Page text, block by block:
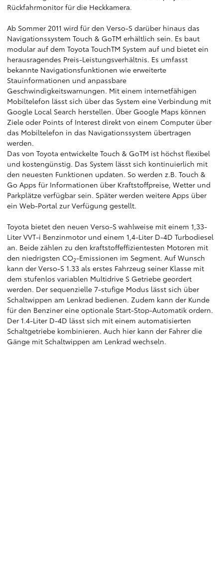
Rückfahrmonitor für die Heckkamera.
Ab Sommer 2011 wird für den Verso-S darüber hinaus das
Navigationssystem Touch & GoTM erhältlich sein. Es baut
modular auf dem Toyota TouchTM System auf und bietet ein
herausragendes Preis-Leistungsverhältnis. Es umfasst
bekannte Navigationsfunktionen wie erweiterte
Stauinformationen und anpassbare
Geschwindigkeitswarnungen. Mit einem internetfähigen
Mobiltelefon lässt sich über das System eine Verbindung mit
Google Local Search herstellen. Über Google Maps können
Ziele oder Points of Interest direkt von einem Computer über
das Mobiltelefon in das Navigationssystem übertragen
werden.
Das von Toyota entwickelte Touch & GoTM ist höchst flexibel
und kostengünstig. Das System lässt sich kontinuierlich mit
den neuesten Funktionen updaten. So werden z.B. Touch &
Go Apps für Informationen über Kraftstoffpreise, Wetter und
Parkplätze verfügbar sein. Später werden weitere Apps über
ein Web-Portal zur Verfügung gestellt.
Toyota bietet den neuen Verso-S wahlweise mit einem 1,33-
Liter VVT-i Benzinmotor und einem 1,4-Liter D-4D Turbodiesel
an. Beide zählen zu den kraftstoffeffizientesten Motoren mit
den niedrigsten CO2-Emissionen im Segment. Auf Wunsch
kann der Verso-S 1.33 als erstes Fahrzeug seiner Klasse mit
dem stufenlos variablen Multidrive S Getriebe geordert
werden. Der sequenzielle 7-stufige Modus lässt sich über
Schaltwippen am Lenkrad bedienen. Zudem kann der Kunde
für den Benziner eine optionale Start-Stop-Automatik ordern.
Der 1.4-Liter D-4D lässt sich mit einem automatisierten
Schaltgetriebe kombinieren. Auch hier kann der Fahrer die
Gänge mit Schaltwippen am Lenkrad wechseln.